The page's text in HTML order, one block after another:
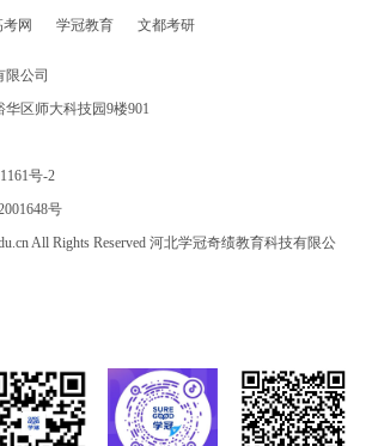
网 学冠教育 文都考研
公司
区师大科技园9楼901
号-2
号
All Rights Reserved 河北学冠奇绩教育科技有限公